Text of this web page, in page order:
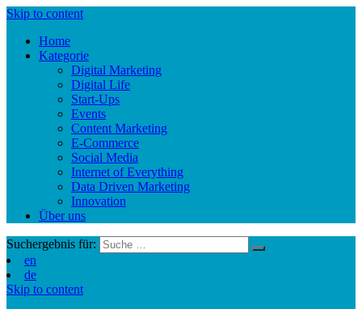
Skip to content
Home
Kategorie
Digital Marketing
Digital Life
Start-Ups
Events
Content Marketing
E-Commerce
Social Media
Internet of Everything
Data Driven Marketing
Innovation
Über uns
Suchergebnis für:
en
de
Skip to content